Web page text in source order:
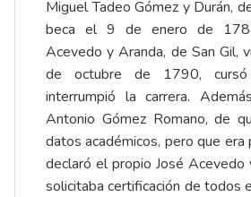
Miguel Tadeo Gómez y Durán,
beca el 9 de enero de
Acevedo y Aranda, de San Gil,
de octubre de 1790, cursó
interrumpió la carrera.
Antonio Gómez Romano, de
datos académicos, pero que era
declaró el propio José Acevedo
solicitaba certificación de todos